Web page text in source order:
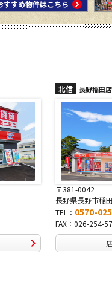
2-7-43
457
北信
長野
TEL
FAX